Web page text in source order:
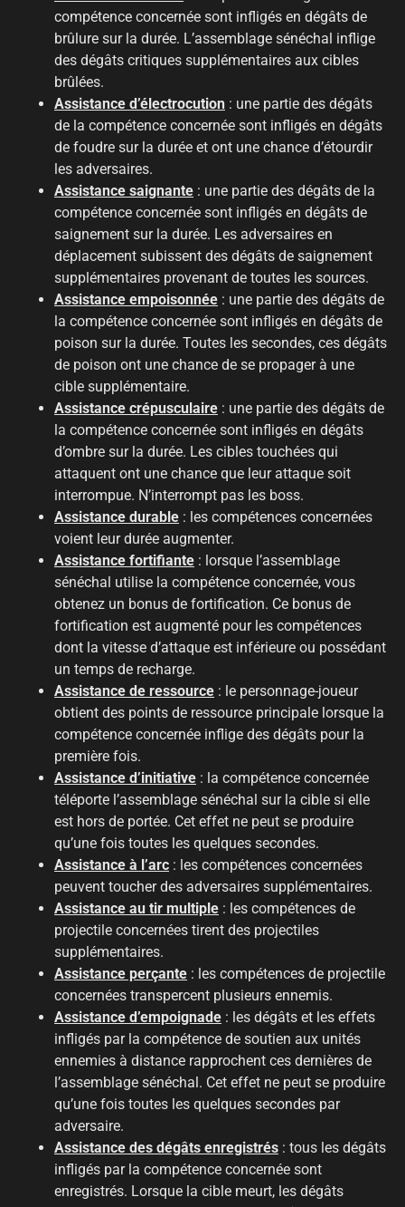
compétence concernée sont infligés en dégâts de
brûlure sur la durée. L’assemblage sénéchal inflige
des dégâts critiques supplémentaires aux cibles
brûlées.
Assistance d’électrocution : une partie des dégâts
de la compétence concernée sont infligés en dégâts
de foudre sur la durée et ont une chance d’étourdir
les adversaires.
Assistance saignante : une partie des dégâts de la
compétence concernée sont infligés en dégâts de
saignement sur la durée. Les adversaires en
déplacement subissent des dégâts de saignement
supplémentaires provenant de toutes les sources.
Assistance empoisonnée : une partie des dégâts de
la compétence concernée sont infligés en dégâts de
poison sur la durée. Toutes les secondes, ces dégâts
de poison ont une chance de se propager à une
cible supplémentaire.
Assistance crépusculaire : une partie des dégâts de
la compétence concernée sont infligés en dégâts
d’ombre sur la durée. Les cibles touchées qui
attaquent ont une chance que leur attaque soit
interrompue. N’interrompt pas les boss.
Assistance durable : les compétences concernées
voient leur durée augmenter.
Assistance fortifiante : lorsque l’assemblage
sénéchal utilise la compétence concernée, vous
obtenez un bonus de fortification. Ce bonus de
fortification est augmenté pour les compétences
dont la vitesse d’attaque est inférieure ou possédant
un temps de recharge.
Assistance de ressource : le personnage-joueur
obtient des points de ressource principale lorsque la
compétence concernée inflige des dégâts pour la
première fois.
Assistance d’initiative : la compétence concernée
téléporte l’assemblage sénéchal sur la cible si elle
est hors de portée. Cet effet ne peut se produire
qu’une fois toutes les quelques secondes.
Assistance à l’arc : les compétences concernées
peuvent toucher des adversaires supplémentaires.
Assistance au tir multiple : les compétences de
projectile concernées tirent des projectiles
supplémentaires.
Assistance perçante : les compétences de projectile
concernées transpercent plusieurs ennemis.
Assistance d’empoignade : les dégâts et les effets
infligés par la compétence de soutien aux unités
ennemies à distance rapprochent ces dernières de
l’assemblage sénéchal. Cet effet ne peut se produire
qu’une fois toutes les quelques secondes par
adversaire.
Assistance des dégâts enregistrés : tous les dégâts
infligés par la compétence concernée sont
enregistrés. Lorsque la cible meurt, les dégâts